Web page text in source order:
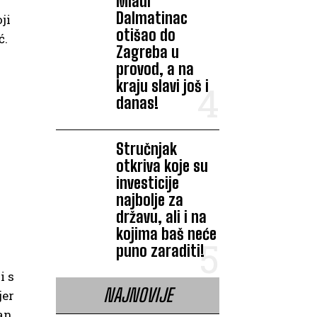
s
Dalmatinac
otišao do
Zagreba u
provod, a na
kraju slavi još i
danas!
Stručnjak
otkriva koje su
investicije
najbolje za
državu, ali i na
kojima baš neće
puno zaraditi!
NAJNOVIJE